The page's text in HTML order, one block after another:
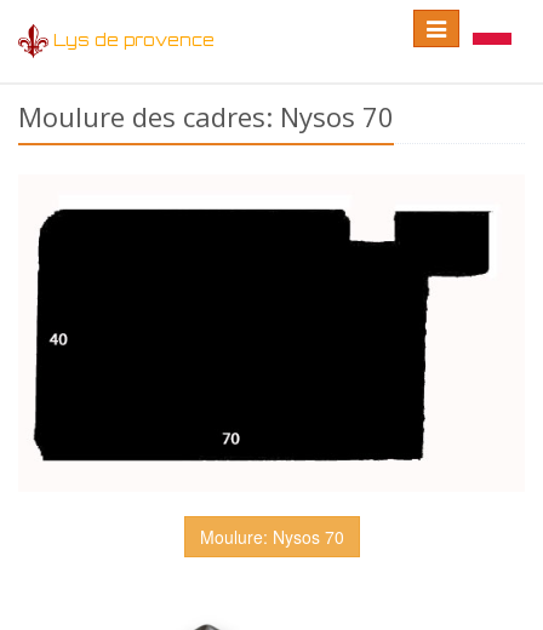
Lys de provence
Toggle
language
Toggle
navigation
Moulure des cadres: Nysos 70
Moulure: Nysos 70